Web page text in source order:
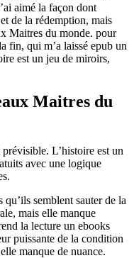
aimé la façon dont
de la rédemption, mais
Maitres du monde. pour
fin, qui m’a laissé epub un
est un jeu de miroirs,
Maitres du
L’histoire est un
avec une logique
semblent sauter de la
mais elle manque
la lecture un ebooks
puissante de la condition
manque de nuance.